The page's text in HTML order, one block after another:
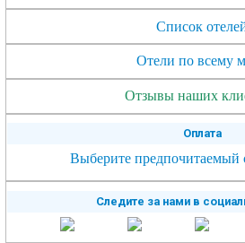
Список
Отели по всему
Отзывы наших
Оплата
Выберите предпочитаемый
Следите за нами в